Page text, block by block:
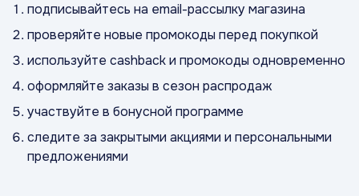
подписывайтесь на email-рассылку магазина
проверяйте новые промокоды перед покупкой
используйте cashback и промокоды одновременно
оформляйте заказы в сезон распродаж
участвуйте в бонусной программе
следите за закрытыми акциями и персональными
предложениями